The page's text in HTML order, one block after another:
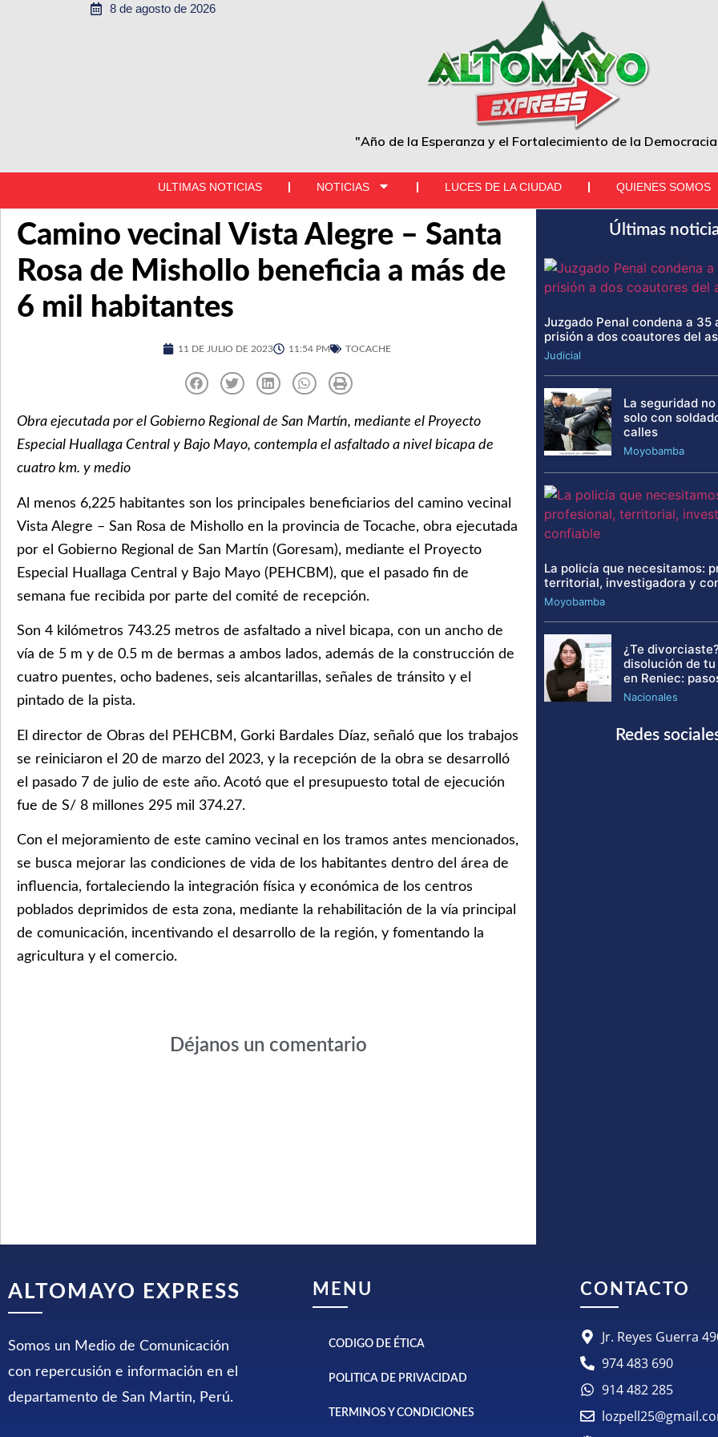
8 de agosto de 2026
"Año de la Esperanza y el Fortalecimiento de la
ULTIMAS NOTICIAS NOTICIAS LUCES DE LA CIUDAD QUIENES SOMOS
Camino vecinal Vista Alegre – Santa
Rosa de Mishollo beneficia a más de
6 mil habitantes
11 DE JULIO DE 2023 11:54 PM TOCACHE
Obra ejecutada por el Gobierno Regional de San Martín, mediante el Proyecto
Especial Huallaga Central y Bajo Mayo, contempla el asfaltado a nivel bicapa de
cuatro km. y medio
Al menos 6,225 habitantes son los principales beneficiarios del camino vecinal
Vista Alegre – San Rosa de Mishollo en la provincia de Tocache, obra ejecutada
por el Gobierno Regional de San Martín (Goresam), mediante el Proyecto
Especial Huallaga Central y Bajo Mayo (PEHCBM), que el pasado fin de
semana fue recibida por parte del comité de recepción.
Son 4 kilómetros 743.25 metros de asfaltado a nivel bicapa, con un ancho de
vía de 5 m y de 0.5 m de bermas a ambos lados, además de la construcción de
cuatro puentes, ocho badenes, seis alcantarillas, señales de tránsito y el
pintado de la pista.
El director de Obras del PEHCBM, Gorki Bardales Díaz, señaló que los trabajos
se reiniciaron el 20 de marzo del 2023, y la recepción de la obra se desarrolló
el pasado 7 de julio de este año. Acotó que el presupuesto total de ejecución
fue de S/ 8 millones 295 mil 374.27.
Con el mejoramiento de este camino vecinal en los tramos antes mencionados,
se busca mejorar las condiciones de vida de los habitantes dentro del área de
influencia, fortaleciendo la integración física y económica de los centros
poblados deprimidos de esta zona, mediante la rehabilitación de la vía principal
de comunicación, incentivando el desarrollo de la región, y fomentando la
agricultura y el comercio.
Déjanos un comentario
Últimas
Juzgado Penal condena a 35
prisión a dos coautores del
Judicial
La seguridad
solo con
calles
Moyobamba
La policía que necesitamos:
territorial, investigadora y
Moyobamba
¿Te
disolución de
en Reniec:
Nacionales
Redes
ALTOMAYO EXPRESS
Somos un Medio de Comunicación
con repercusión e información en el
departamento de San Martin, Perú.
MENU
CODIGO DE ÉTICA
POLITICA DE PRIVACIDAD
TERMINOS Y CONDICIONES
CONTACTO
Jr. Reyes Guerra
974 483 690
914 482 285